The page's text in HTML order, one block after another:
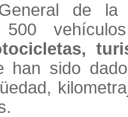
de
500
han sido